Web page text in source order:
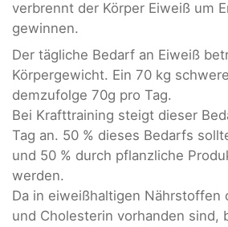
verbrennt der Körper Eiweiß um
gewinnen.
Der tägliche Bedarf an Eiweiß
Körpergewicht. Ein 70 kg
demzufolge 70g pro Tag.
Bei Krafttraining steigt dieser
Tag an. 50 % dieses Bedarfs
und 50 % durch pflanzliche
werden.
Da in eiweißhaltigen Nährstoffen
und Cholesterin vorhanden sind,